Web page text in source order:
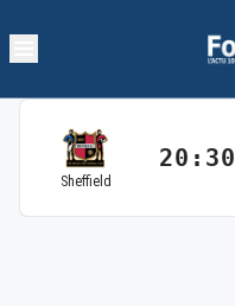
Sheffield
20:30